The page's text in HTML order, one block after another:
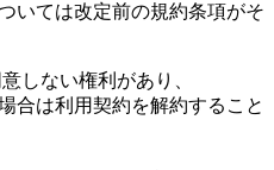
いては改定前の規約条項がそ
しない権利があり、
合は利用契約を解約すること